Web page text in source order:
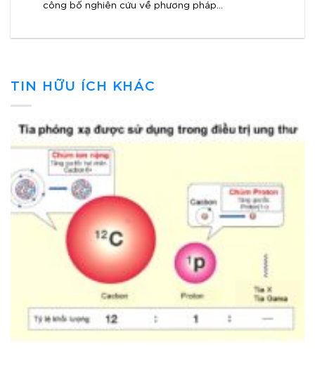
công bố nghiên cứu về phương pháp...
TIN HỮU ÍCH KHÁC